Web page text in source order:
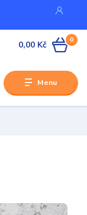
Menu
0
0,00 Kč